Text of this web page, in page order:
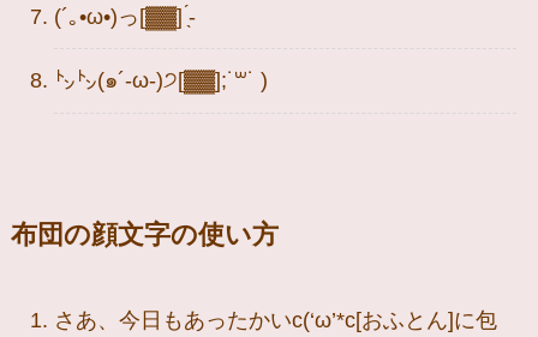
(´｡•ω•)っ[▓▓] ̖́-
㌧㌧(๑´-ω-)੭[▓▓];˙꒳˙ )
布団の顔文字の使い方
さあ、今日もあったかいc(‘ω’*c[おふとん]に包